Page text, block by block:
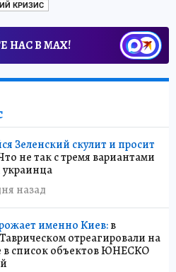
КРИЗИС
НАС В МАХ!
Зеленский скулит и просит
не так с тремя вариантами
назад
именно Киев:в
отреагировали на
в список объектов ЮНЕСКО